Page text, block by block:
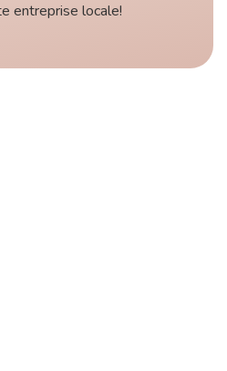
entreprise locale!